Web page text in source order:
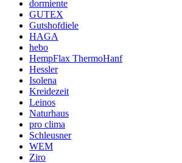
dormiente
GUTEX
Gutshofdiele
HAGA
hebo
HempFlax ThermoHanf
Hessler
Isolena
Kreidezeit
Leinos
Naturhaus
pro clima
Schleusner
WEM
Ziro